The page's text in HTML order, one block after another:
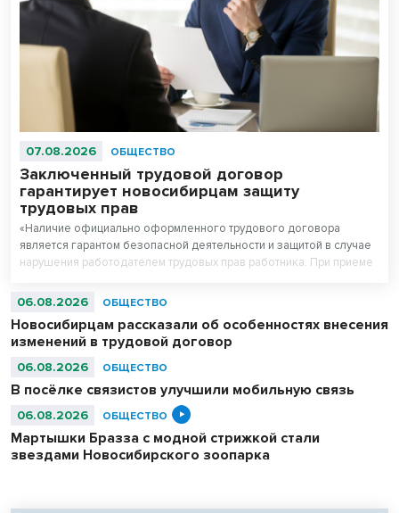
07.08.2026 ОБЩЕСТВО
Заключенный трудовой договор
гарантирует новосибирцам защиту
трудовых прав
«Наличие официально оформленного трудового договора
является гарантом безопасной деятельности и защитой в случае
нарушения работодателем трудовых прав работника. При приеме
договор», - рассказал руководитель Государственной инспекции
06.08.2026 ОБЩЕСТВО
Новосибирцам рассказали об особенностях внесения
изменений в трудовой договор
06.08.2026 ОБЩЕСТВО
В посёлке связистов улучшили мобильную связь
06.08.2026 ОБЩЕСТВО
Мартышки Бразза с модной стрижкой стали
звездами Новосибирского зоопарка